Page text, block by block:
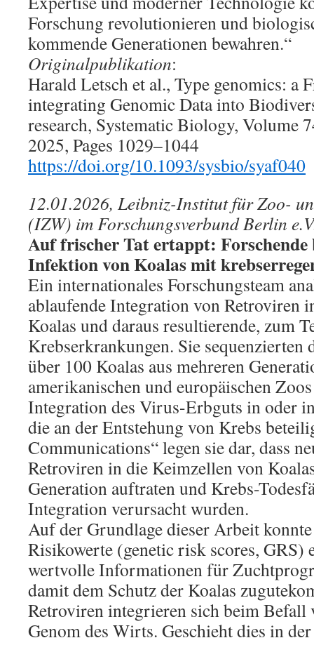
Forschung revolutionieren und
kommende Generationen bewahren.“
Originalpublikation:
Harald Letsch et al., Type genomics: a
integrating Genomic Data into
research, Systematic Biology, Volume
2025, Pages 1029–1044
https://doi.org/10.1093/sysbio/syaf040
12.01.2026, Leibniz-Institut für Zoo-
(IZW) im Forschungsverbund Berlin
Auf frischer Tat ertappt: Forschende
Infektion von Koalas mit
Ein internationales Forschungsteam
ablaufende Integration von Retroviren
Koalas und daraus resultierende, zum
Krebserkrankungen. Sie sequenzierten
über 100 Koalas aus mehreren
amerikanischen und europäischen
Integration des Virus-Erbguts in oder
die an der Entstehung von Krebs
Communications“ legen sie dar, dass
Retroviren in die Keimzellen von
Generation auftraten und Krebs-
Integration verursacht wurden.
Auf der Grundlage dieser Arbeit konnte
Risikowerte (genetic risk scores, GRS)
wertvolle Informationen für
damit dem Schutz der Koalas
Retroviren integrieren sich beim Befall
Genom des Wirts. Geschieht dies in